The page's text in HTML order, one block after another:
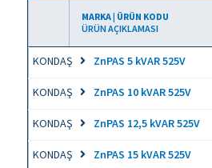
MARKA | ÜRÜN KODU
ÜRÜN AÇIKLAMASI
KONDAŞ ZnPAS 5 kVAR 525V
KONDAŞ ZnPAS 10 kVAR 525V
KONDAŞ ZnPAS 12,5 kVAR 525V
KONDAŞ ZnPAS 15 kVAR 525V